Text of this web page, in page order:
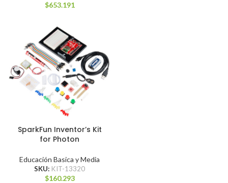
$653.191
SparkFun Inventor’s Kit
for Photon
Educación Basica y Media
SKU: KIT-13320
$160.293